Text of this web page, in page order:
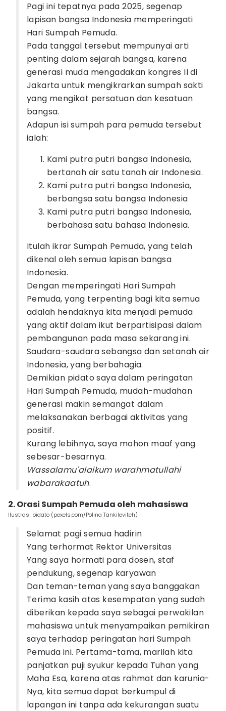
Pagi ini tepatnya pada 2025, segenap
lapisan bangsa Indonesia memperingati
Hari Sumpah Pemuda.
Pada tanggal tersebut mempunyai arti
penting dalam sejarah bangsa, karena
generasi muda mengadakan kongres II di
Jakarta untuk mengikrarkan sumpah sakti
yang mengikat persatuan dan kesatuan
bangsa.
Adapun isi sumpah para pemuda tersebut
ialah:
Kami putra putri bangsa Indonesia,
bertanah air satu tanah air Indonesia.
Kami putra putri bangsa Indonesia,
berbangsa satu bangsa Indonesia
Kami putra putri bangsa Indonesia,
berbahasa satu bahasa Indonesia.
Itulah ikrar Sumpah Pemuda, yang telah
dikenal oleh semua lapisan bangsa
Indonesia.
Dengan memperingati Hari Sumpah
Pemuda, yang terpenting bagi kita semua
adalah hendaknya kita menjadi pemuda
yang aktif dalam ikut berpartisipasi dalam
pembangunan pada masa sekarang ini.
Saudara-saudara sebangsa dan setanah air
Indonesia, yang berbahagia.
Demikian pidato saya dalam peringatan
Hari Sumpah Pemuda, mudah-mudahan
generasi makin semangat dalam
melaksanakan berbagai aktivitas yang
positif.
Kurang lebihnya, saya mohon maaf yang
sebesar-besarnya.
Wassalamu'alaikum warahmatullahi
wabarakaatuh.
2. Orasi Sumpah Pemuda oleh mahasiswa
Ilustrasi pidato (pexels.com/Polina Tankilevitch)
Selamat pagi semua hadirin
Yang terhormat Rektor Universitas
Yang saya hormati para dosen, staf
pendukung, segenap karyawan
Dan teman-teman yang saya banggakan
Terima kasih atas kesempatan yang sudah
diberikan kepada saya sebagai perwakilan
mahasiswa untuk menyampaikan pemikiran
saya terhadap peringatan hari Sumpah
Pemuda ini. Pertama-tama, marilah kita
panjatkan puji syukur kepada Tuhan yang
Maha Esa, karena atas rahmat dan karunia-
Nya, kita semua dapat berkumpul di
lapangan ini tanpa ada kekurangan suatu